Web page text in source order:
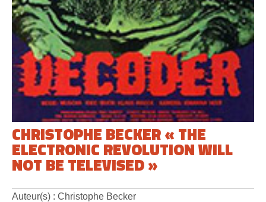
CHRISTOPHE BECKER « THE
ELECTRONIC REVOLUTION WILL
NOT BE TELEVISED »
Auteur(s) : Christophe Becker